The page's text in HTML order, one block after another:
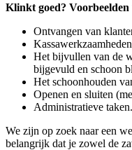
Klinkt goed?
Ontvangen van
Het bijvullen van de
bijgevuld en schoon
Het schoonhouden
Openen en sluiten
Administratieve taken.
We zijn op zoek naar een
belangrijk dat je zowel de